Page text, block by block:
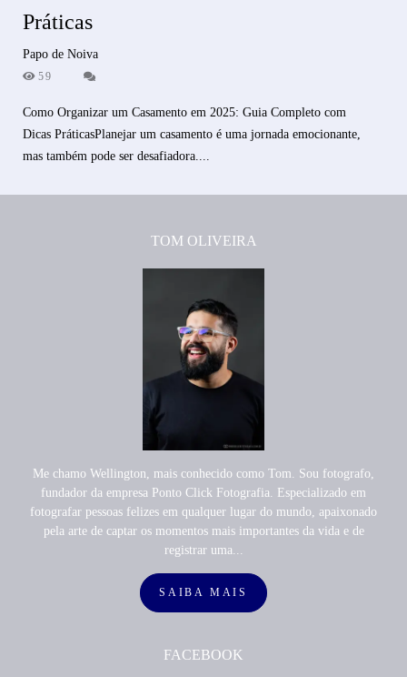
Práticas
Papo de Noiva
59
Como Organizar um Casamento em 2025: Guia Completo com
Dicas PráticasPlanejar um casamento é uma jornada emocionante,
mas também pode ser desafiadora....
TOM OLIVEIRA
Me chamo Wellington, mais conhecido como Tom. Sou fotografo,
fundador da empresa Ponto Click Fotografia. Especializado em
fotografar pessoas felizes em qualquer lugar do mundo, apaixonado
pela arte de captar os momentos mais importantes da vida e de
registrar uma...
SAIBA MAIS
FACEBOOK